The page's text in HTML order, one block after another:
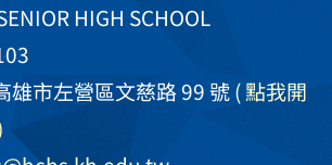
HIGH SCHOOL
雄市左營區文慈路 99 號( 點我開